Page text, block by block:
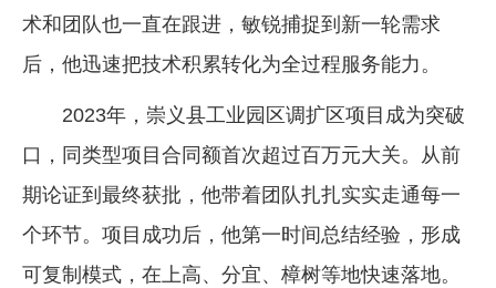
术和团队也一直在跟进，敏锐捕捉到新一轮需求
后，他迅速把技术积累转化为全过程服务能力。
2023年，崇义县工业园区调扩区项目成为突破
口，同类型项目合同额首次超过百万元大关。从前
期论证到最终获批，他带着团队扎扎实实走通每一
个环节。项目成功后，他第一时间总结经验，形成
可复制模式，在上高、分宜、樟树等地快速落地。